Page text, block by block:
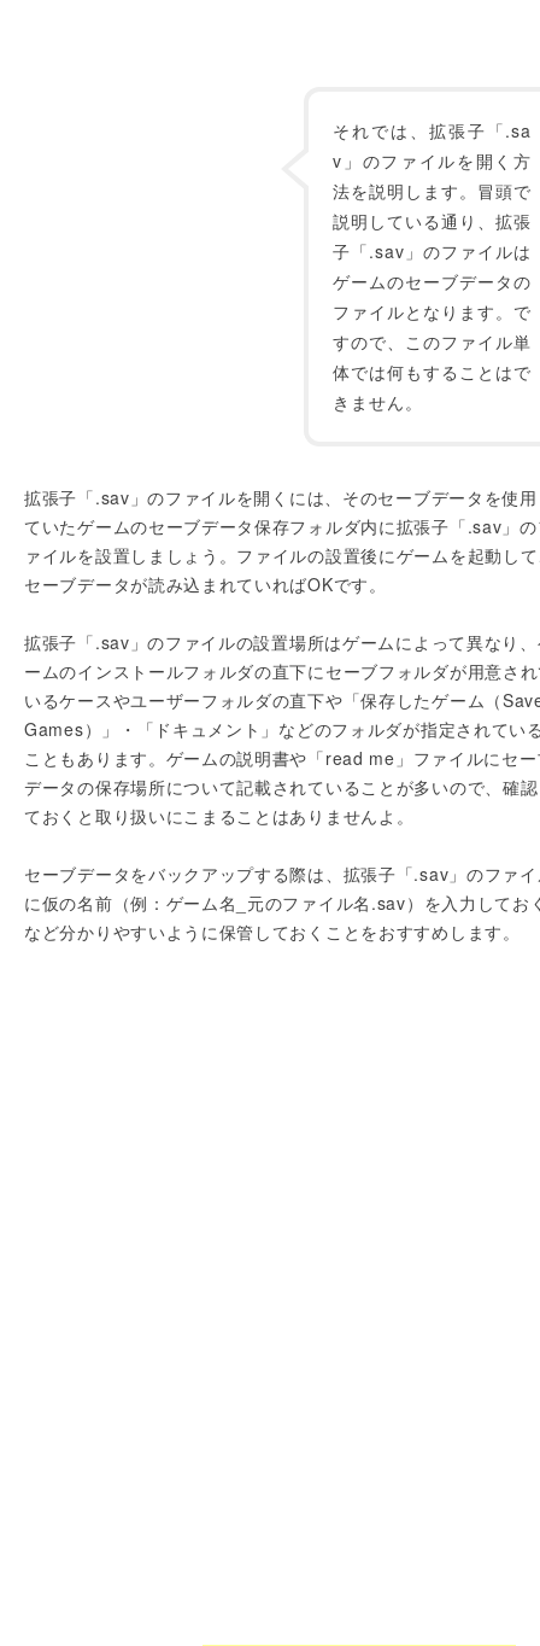
それでは、拡張子「.sa
v」のファイルを開く方
法を説明します。冒頭で
説明している通り、拡張
子「.sav」のファイルは
ゲームのセーブデータの
ファイルとなります。で
すので、このファイル単
体では何もすることはで
きません。
拡張子「.sav」のファイルを開くには、そのセーブデータを使
ていたゲームのセーブデータ保存フォルダ内に拡張子「.sav」
ァイルを設置しましょう。ファイルの設置後にゲームを起動し
セーブデータが読み込まれていればOKです。
拡張子「.sav」のファイルの設置場所はゲームによって異なり
ームのインストールフォルダの直下にセーブフォルダが用意さ
いるケースやユーザーフォルダの直下や「保存したゲーム（
Games）」・「ドキュメント」などのフォルダが指定されてい
こともあります。ゲームの説明書や「read me」ファイルにセ
データの保存場所について記載されていることが多いので、確
ておくと取り扱いにこまることはありませんよ。
セーブデータをバックアップする際は、拡張子「.sav」のファ
に仮の名前（例：ゲーム名_元のファイル名.sav）を入力してお
など分かりやすいように保管しておくことをおすすめします。